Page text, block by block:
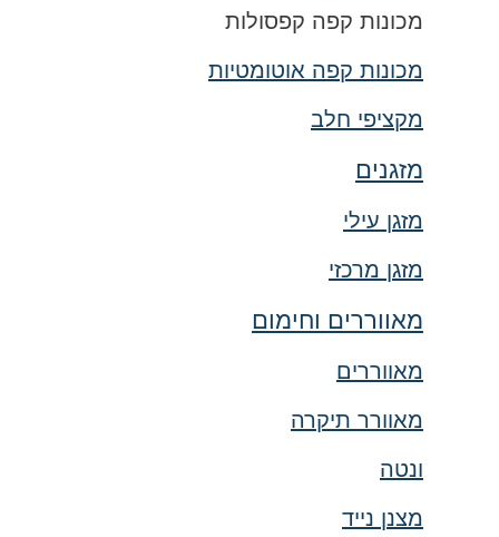
מכונות קפה קפסולות
מכונות קפה אוטומטיות
מקציפי חלב
מזגנים
מזגן עילי
מזגן מרכזי
מאווררים וחימום
מאווררים
מאוורר תיקרה
ונטה
מצנן נייד